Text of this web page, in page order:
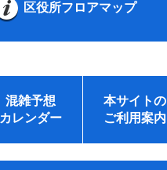
区役所フロアマップ
混雑予想
カレンダー
本サイトの
ご利用案内